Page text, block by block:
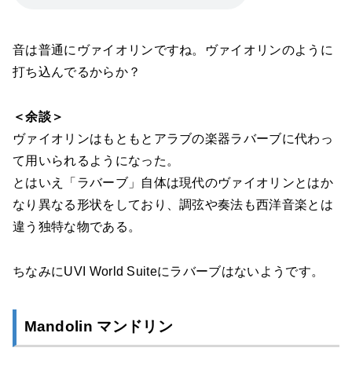
音は普通にヴァイオリンですね。ヴァイオリンのように
打ち込んでるからか？
＜余談＞
ヴァイオリンはもともとアラブの楽器ラバーブに代わっ
て用いられるようになった。
とはいえ「ラバーブ」自体は現代のヴァイオリンとはか
なり異なる形状をしており、調弦や奏法も西洋音楽とは
違う独特な物である。
ちなみにUVI World Suiteにラバーブはないようです。
Mandolin マンドリン